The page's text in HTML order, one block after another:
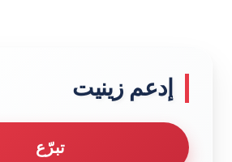
إدعم زينيت
تبرّع